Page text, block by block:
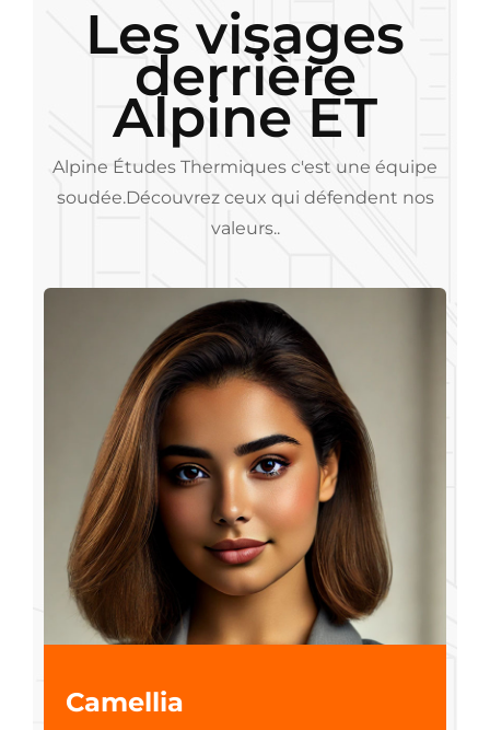
Les visages
derrière
Alpine ET
Alpine Études Thermiques c'est une équipe
soudée.Découvrez ceux qui défendent nos
valeurs..
Camellia